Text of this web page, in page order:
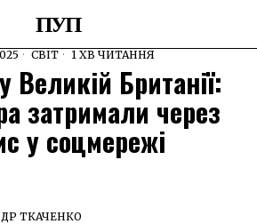
ПУП
СВІТ 1 ХВ ЧИТАННЯ
Великій Британії:
затримали через
у соцмережі
ТКАЧЕНКО